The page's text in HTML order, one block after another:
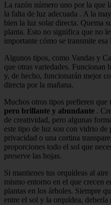
La razón número uno por la que
la falta de luz adecuada . A la
bien la luz solar directa. Quema
planta. Esto no significa que no
importante cómo se transmite esa
Algunos tipos, como Vandas y
que otras variedades. Funcionan
y, de hecho, funcionarán mejor
directa por la mañana.
Muchos otros tipos prefieren que
pero brillante y abundante .
de creatividad, pero algunas
este tipo de luz son con vidrio
privacidad o una cortina
proporciones todo el sol que
preserve las hojas.
Si mantienes tus orquídeas al
mismo entorno en el que crecen
plantas en los árboles. Siempre
entre el sol y la orquídea,